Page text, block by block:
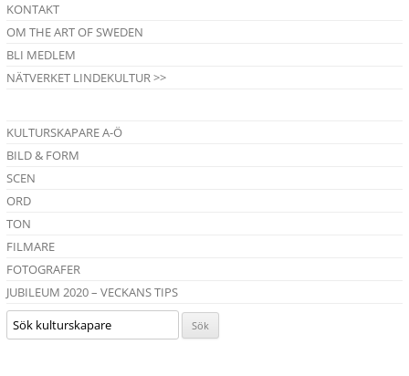
KONTAKT
OM THE ART OF SWEDEN
BLI MEDLEM
NÄTVERKET LINDEKULTUR >>
KULTURSKAPARE A-Ö
BILD & FORM
SCEN
ORD
TON
FILMARE
FOTOGRAFER
JUBILEUM 2020 – VECKANS TIPS